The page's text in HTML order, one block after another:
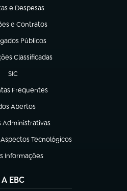
e Despesas
nova aba)
e Contratos
nova aba)
Públicos
nova aba)
Classificadas
nova aba)
SIC
(abre em nova aba)
Frequentes
nova aba)
Abertos
em nova aba)
Administrativas
nova aba)
Tecnológicos
Informações
nova aba)
A EBC